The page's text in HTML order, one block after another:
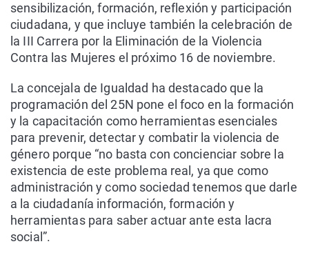
sensibilización, formación, reflexión y participación
ciudadana, y que incluye también la celebración de
la III Carrera por la Eliminación de la Violencia
Contra las Mujeres el próximo 16 de noviembre.
La concejala de Igualdad ha destacado que la
programación del 25N pone el foco en la formación
y la capacitación como herramientas esenciales
para prevenir, detectar y combatir la violencia de
género porque “no basta con concienciar sobre la
existencia de este problema real, ya que como
administración y como sociedad tenemos que darle
a la ciudadanía información, formación y
herramientas para saber actuar ante esta lacra
social”.